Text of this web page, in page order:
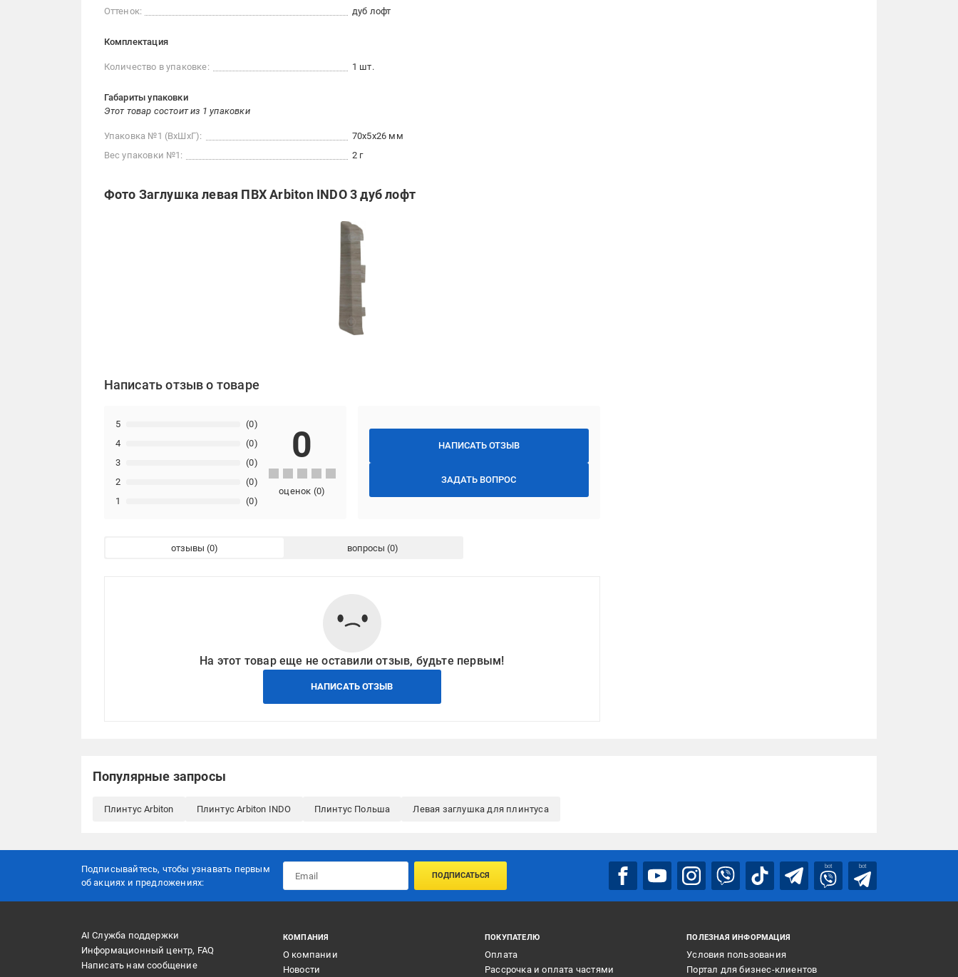
Оттенок:
дуб лофт
Комплектация
Количество в упаковке: 1 шт.
Габариты упаковки
Этот товар состоит из 1 упаковки
Упаковка №1 (ВхШхГ):
70x5x26 мм
Вес упаковки №1:
2 г
Фото Заглушка левая ПВХ Arbiton INDO 3 дуб лофт
Написать отзыв о товаре
НАПИСАТЬ ОТЗЫВ
ЗАДАТЬ ВОПРОС
1 (0)
2 (0)
3 (0)
4 (0)
5 (0)
0
оценок (0)
отзывы вопросы
На этот товар еще не оставили отзыв, будьте первым!
НАПИСАТЬ ОТЗЫВ
Популярные запросы
Плинтус Arbiton Плинтус Arbiton INDO Плинтус Польша Левая заглушка для плинтуса
Подписывайтесь, чтобы узнавать первым
об акцияx и предложениях:
ПОДПИСАТЬСЯ
bot bot
AI Служба поддержки
Информационный центр, FAQ
Написать нам сообщение
КОМПАНИЯ
О компании
Новости
ПОКУПАТЕЛЮ
Оплата
Рассрочка и оплата частями
ПОЛЕЗНАЯ ИНФОРМАЦИЯ
Условия пользования
Портал для бизнес-клиентов